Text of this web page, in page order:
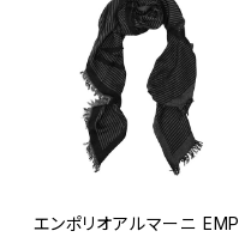
エンポリオアルマーニ EMP